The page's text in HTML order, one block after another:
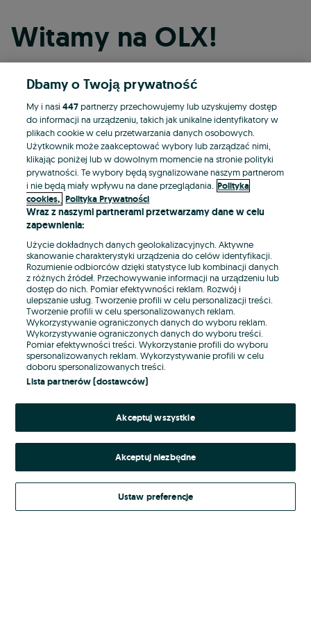
Witamy na OLX!
Kontynuuj przez Facebooka
Kontynuuj przez konto Apple
Kontynuuj przez konto Google
LUB
E-mail
Hasło
Nie pamiętasz hasła?
Zaloguj się
Kontynuując za pośrednictwem jednego z dostawców wskazanych powyżej,
Regulamin serwisuOLX.pl w jego aktualnym brzmieniu.
Dbamy o Twoją prywatność
My i nasi447partnerzy przechowujemy lub uzyskujemy dostęp
do informacji na urządzeniu, takich jak unikalne identyfikatory w
plikach cookie w celu przetwarzania danych osobowych.
Użytkownik może zaakceptować wybory lub zarządzać nimi,
klikając poniżej lub w dowolnym momencie na stronie polityki
prywatności. Te wybory będą sygnalizowane naszym partnerom
i nie będą miały wpływu na dane przeglądania. Polityka
cookies, Polityka Prywatności
Wraz z naszymi partnerami przetwarzamy dane w celu
zapewnienia:
Użycie dokładnych danych geolokalizacyjnych. Aktywne
skanowanie charakterystyki urządzenia do celów identyfikacji.
Rozumienie odbiorców dzięki statystyce lub kombinacji danych
z różnych źródeł. Przechowywanie informacji na urządzeniu lub
dostęp do nich. Pomiar efektywności reklam. Rozwój i
ulepszanie usług. Tworzenie profili w celu personalizacji treści.
Tworzenie profili w celu spersonalizowanych reklam.
Wykorzystywanie ograniczonych danych do wyboru reklam.
Wykorzystywanie ograniczonych danych do wyboru treści.
Pomiar efektywności treści. Wykorzystanie profili do wyboru
spersonalizowanych reklam. Wykorzystywanie profili w celu
doboru spersonalizowanych treści.
Lista partnerów (dostawców)
Akceptuj wszystkie
Akceptuj niezbędne
Ustaw preferencje